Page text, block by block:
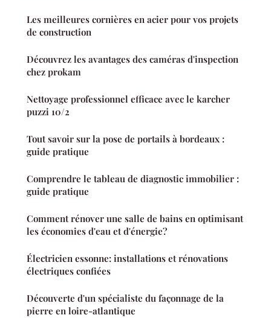
Les meilleures cornières en acier pour vos projets
de construction
Découvrez les avantages des caméras d'inspection
chez prokam
Nettoyage professionnel efficace avec le karcher
puzzi 10/2
Tout savoir sur la pose de portails à bordeaux :
guide pratique
Comprendre le tableau de diagnostic immobilier :
guide pratique
Comment rénover une salle de bains en optimisant
les économies d'eau et d'énergie?
Électricien essonne: installations et rénovations
électriques confiées
Découverte d'un spécialiste du façonnage de la
pierre en loire-atlantique